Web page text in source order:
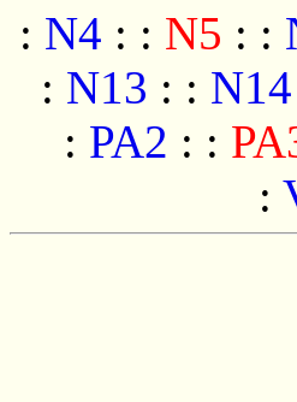
: N4 : : N5 : :
: N13 : : N14
: PA2 : :
: